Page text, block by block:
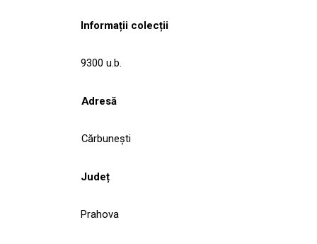
Informații colecții
9300 u.b.
Adresă
Cărbuneşti
Județ
Prahova